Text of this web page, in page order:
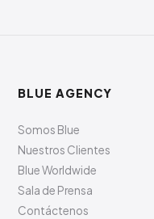
BLUE AGENCY
Somos Blue
Nuestros Clientes
Blue Worldwide
Sala de Prensa
Contáctenos